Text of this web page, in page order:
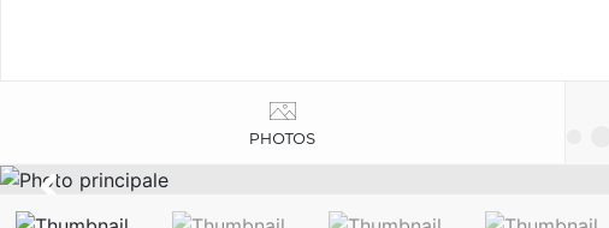
PHOTOS